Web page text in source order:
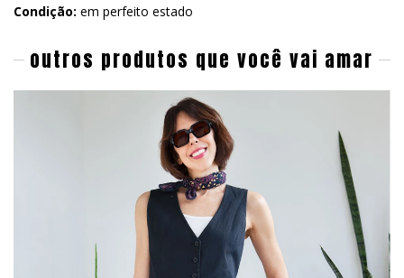
Condição: em perfeito estado
outros produtos que você vai amar